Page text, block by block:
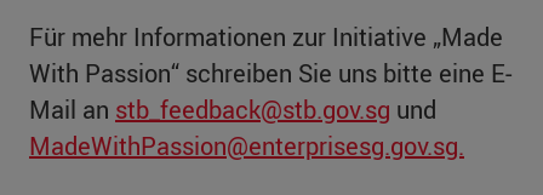
Für mehr Informationen zur Initiative „Made
With Passion“ schreiben Sie uns bitte eine E-
Mail an stb_feedback@stb.gov.sg und
MadeWithPassion@enterprisesg.gov.sg.